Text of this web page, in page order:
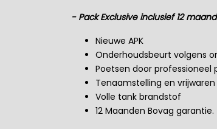
- Pack Exclusive inclusief 12
Nieuwe APK
Onderhoudsbeurt volgens
Poetsen door professioneel
Tenaamstelling en vrijwaren
Volle tank brandstof
12 Maanden Bovag garantie.